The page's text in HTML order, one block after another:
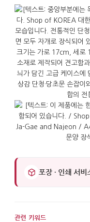
포장 · 인쇄 서비
관련 키워드